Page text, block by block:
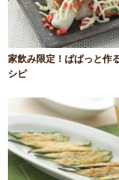
家飲み限定！ぱぱっと作
シピ